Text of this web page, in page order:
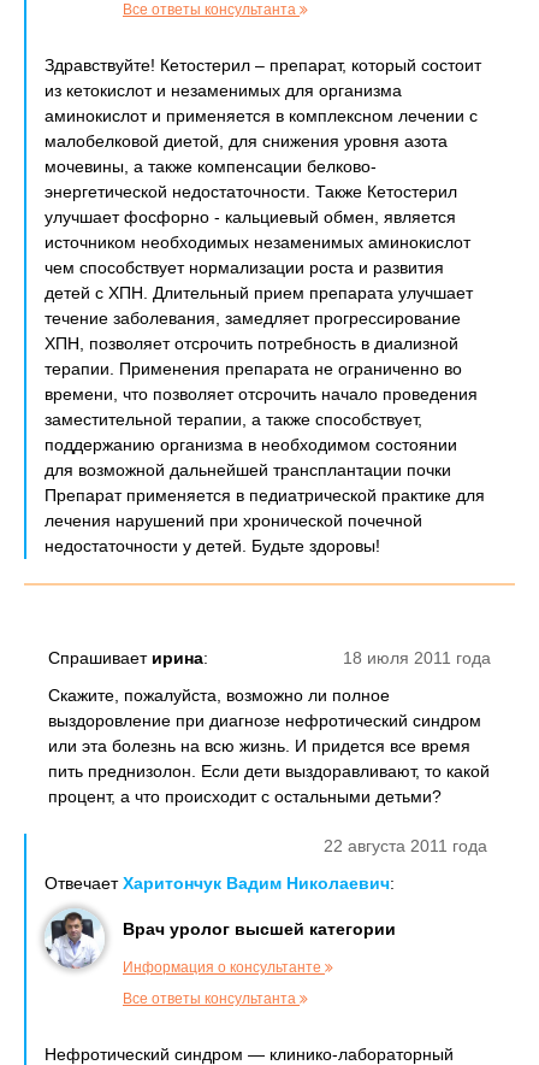
Все ответы консультанта
Здравствуйте! Кетостерил – препарат, который состоит
из кетокислот и незаменимых для организма
аминокислот и применяется в комплексном лечении с
малобелковой диетой, для снижения уровня азота
мочевины, а также компенсации белково-
энергетической недостаточности. Также Кетостерил
улучшает фосфорно - кальциевый обмен, является
источником необходимых незаменимых аминокислот
чем способствует нормализации роста и развития
детей с ХПН. Длительный прием препарата улучшает
течение заболевания, замедляет прогрессирование
ХПН, позволяет отсрочить потребность в диализной
терапии. Применения препарата не ограниченно во
времени, что позволяет отсрочить начало проведения
заместительной терапии, а также способствует,
поддержанию организма в необходимом состоянии
для возможной дальнейшей трансплантации почки
Препарат применяется в педиатрической практике для
лечения нарушений при хронической почечной
недостаточности у детей. Будьте здоровы!
18 июля 2011 года
Спрашивает ирина:
Скажите, пожалуйста, возможно ли полное
выздоровление при диагнозе нефротический синдром
или эта болезнь на всю жизнь. И придется все время
пить преднизолон. Если дети выздоравливают, то какой
процент, а что происходит с остальными детьми?
22 августа 2011 года
ОтвечаетХаритончук Вадим Николаевич:
Врач уролог высшей категории
Информация о консультанте
Все ответы консультанта
Нефротический синдром — клинико-лабораторный